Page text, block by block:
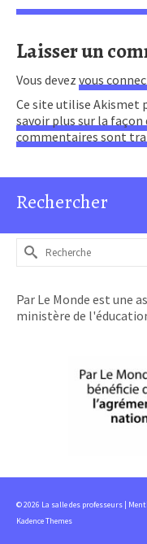
Laisser un
Vous devez vous
Ce site utilise Akismet
savoir plus sur la façon
commentaires sont
Rechercher
Rechercher :
Par Le Monde est une
ministère de
© 2026 La salle des professeurs |
Kadence Themes